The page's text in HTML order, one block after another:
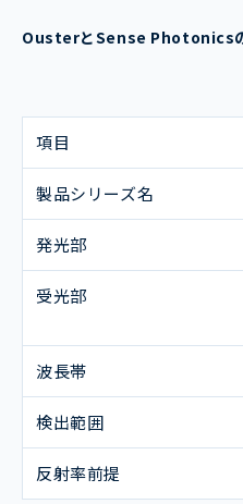
OusterとSense Photonics
項目
製品シリーズ名
発光部
受光部
波長帯
検出範囲
反射率前提